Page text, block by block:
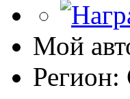
Мой
Регион: